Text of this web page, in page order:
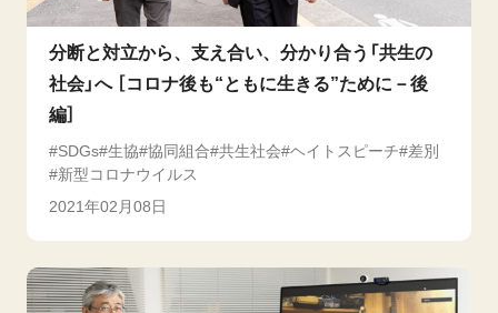
分断と対立から、支え合い、分かり合う「共生の
社会」へ ［コロナ後も“ともに生きる”ために－後
編］
SDGs 生協 協同組合 共生社会 ヘイトスピーチ
差別
新型コロナウイルス
2021年02月08日